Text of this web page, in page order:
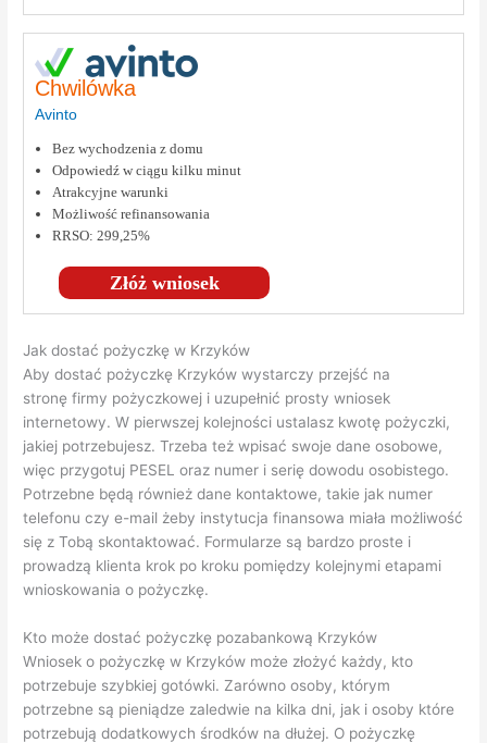
Chwilówka
Avinto
Złóż wniosek
Bez wychodzenia z domu
Odpowiedź w ciągu kilku minut
Atrakcyjne warunki
Możliwość refinansowania
RRSO: 299,25%
Jak dostać pożyczkę w Krzyków
Aby dostać pożyczkę Krzyków wystarczy przejść na
stronę firmy pożyczkowej i uzupełnić prosty wniosek
internetowy. W pierwszej kolejności ustalasz kwotę pożyczki,
jakiej potrzebujesz. Trzeba też wpisać swoje dane osobowe,
więc przygotuj PESEL oraz numer i serię dowodu osobistego.
Potrzebne będą również dane kontaktowe, takie jak numer
telefonu czy e-mail żeby instytucja finansowa miała możliwość
się z Tobą skontaktować. Formularze są bardzo proste i
prowadzą klienta krok po kroku pomiędzy kolejnymi etapami
wnioskowania o pożyczkę.
Kto może dostać pożyczkę pozabankową Krzyków
Wniosek o pożyczkę w Krzyków może złożyć każdy, kto
potrzebuje szybkiej gotówki. Zarówno osoby, którym
potrzebne są pieniądze zaledwie na kilka dni, jak i osoby które
potrzebują dodatkowych środków na dłużej. O pożyczkę